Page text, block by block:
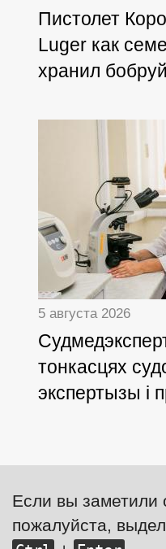
Пистолет
Luger как
хранил
5 августа 2026
тонкасцях
экспертызы і
Если вы заметили
пожалуйста,